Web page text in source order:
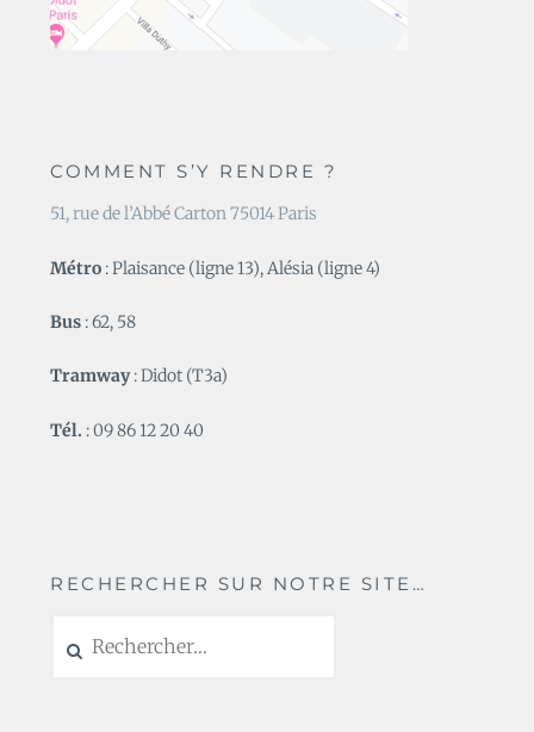
COMMENT S’Y RENDRE ?
51, rue de l’Abbé Carton 75014 Paris
Métro : Plaisance (ligne 13), Alésia (ligne 4)
Bus : 62, 58
Tramway: Didot (T3a)
Tél. : 09 86 12 20 40
RECHERCHER SUR NOTRE SITE…